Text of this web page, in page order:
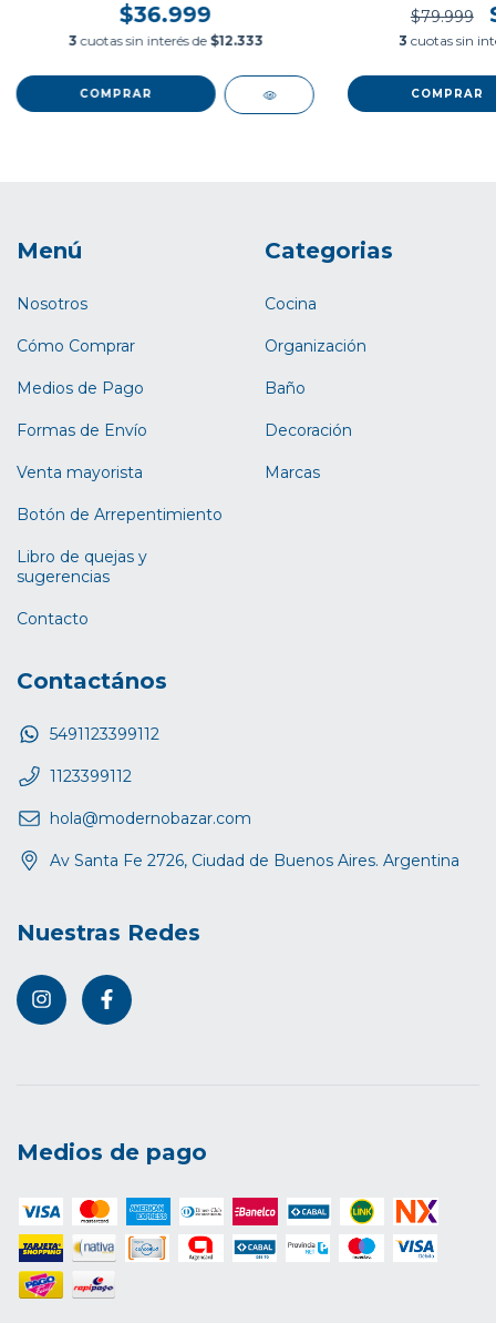
$36.999
3 cuotas sin interés de $12.333
$79.999
3 cuotas sin
Menú
Nosotros
Cómo Comprar
Medios de Pago
Formas de Envío
Venta mayorista
Botón de Arrepentimiento
Libro de quejas y
sugerencias
Contacto
Categorias
Cocina
Organización
Baño
Decoración
Marcas
Contactános
5491123399112
1123399112
hola@modernobazar.com
Av Santa Fe 2726, Ciudad de Buenos Aires. Argentina
Nuestras Redes
Medios de pago